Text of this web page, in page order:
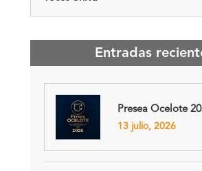
Entradas
Presea Ocelote
13 julio, 2026